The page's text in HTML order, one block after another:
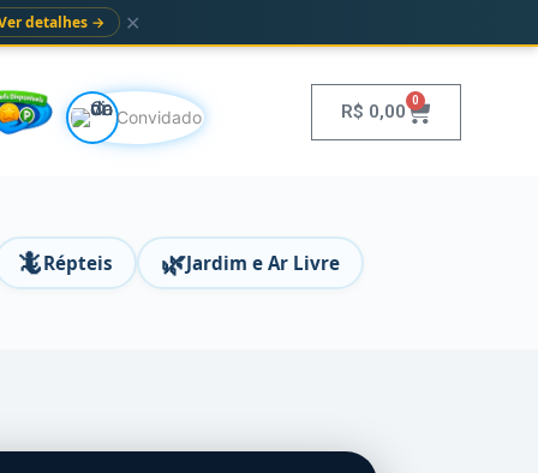
detalhes → ✕
Convidado R$ 0,00
0
🦎Répteis 🌿Jardim e Ar Livre